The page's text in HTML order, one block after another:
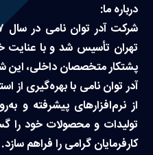
درباره ما:
تهران تأسیس شد و با
پشتکار متخصصان داخلی، این
آدر توان نامی با بهره‌گیری از
از نرم‌افزارهای پیشرفته و
تولیدات و محصولات خود
کارفرمایان گرامی را فراهم سازد.